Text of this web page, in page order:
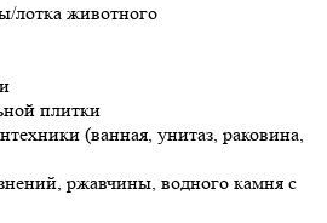
лотка животного
плитки
(ванная, унитаз, раковина,
ржавчины, водного камня с